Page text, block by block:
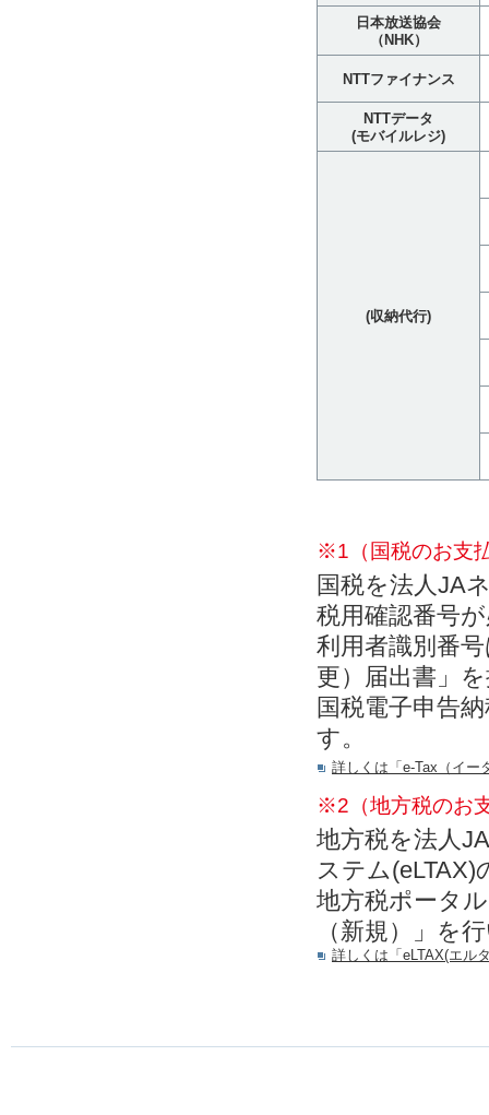
日本放送協会
（NHK）
NTTファイナンス
NTTデータ
(モバイルレジ)
(収納代行)
※1（国税のお支
国税を法人JA
税用確認番号
利用者識別番
更）届出書」
国税電子申告
す。
詳しくは「e-Tax（イー
※2（地方税のお
地方税を法人
ステム(eLTAX)
地方税ポータ
（新規）」を
詳しくは「eLTAX(エル